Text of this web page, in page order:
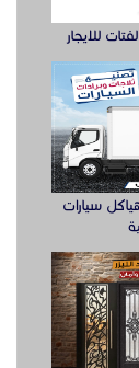
للايجار
سيارات